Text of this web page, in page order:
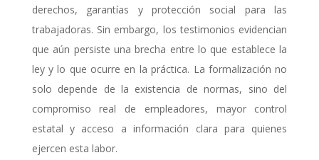
derechos, garantías y protección social para las
trabajadoras. Sin embargo, los testimonios evidencian
que aún persiste una brecha entre lo que establece la
ley y lo que ocurre en la práctica. La formalización no
solo depende de la existencia de normas, sino del
compromiso real de empleadores, mayor control
estatal y acceso a información clara para quienes
ejercen esta labor.